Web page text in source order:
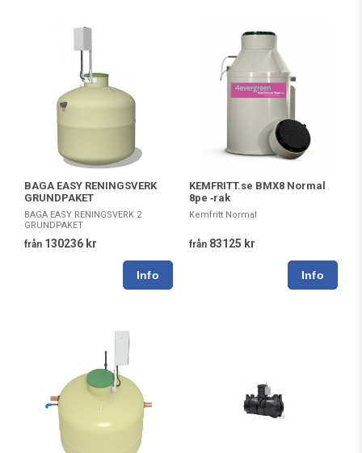
BAGA EASY RENINGSVERK
GRUNDPAKET
BAGA EASY RENINGSVERK 2
GRUNDPAKET
från 130236 kr
KEMFRITT.se BMX8 Normal
8pe ‐rak
Kemfritt Normal
från 83125 kr